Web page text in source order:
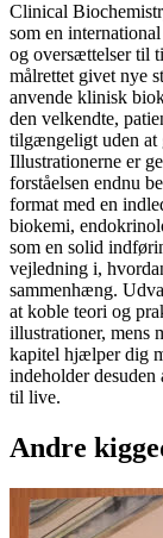
Clinical
som en
og oversættelser til
målrettet givet nye
anvende klinisk
den velkendte,
tilgængeligt uden at
Illustrationerne er
forståelsen endnu
format med en
biokemi,
som en solid
vejledning i,
sammenhæng.
at koble teori og
illustrationer, mens
kapitel hjælper dig
indeholder desuden
til live.
Andre